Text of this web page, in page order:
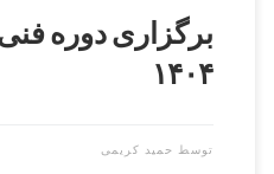
برگزاری دوره
۱۴۰۴
توسط حمید کریمی